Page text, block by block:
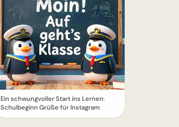
Ein schwungvoller Start ins Lernen:
Schulbeginn Grüße für Instagram